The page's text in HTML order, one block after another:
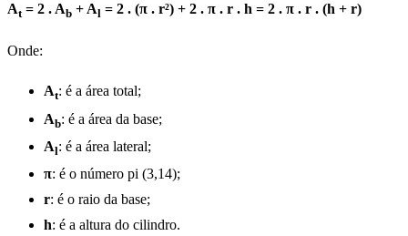
At = 2 . Ab + Al = 2 . (π . r²) + 2 . π . r . h = 2 . π . r . (h + r)
Onde:
At: é a área total;
Ab: é a área da base;
Al: é a área lateral;
π: é o número pi (3,14);
r: é o raio da base;
h: é a altura do cilindro.